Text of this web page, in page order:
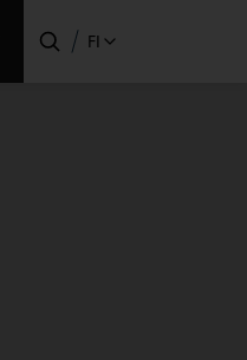
FI